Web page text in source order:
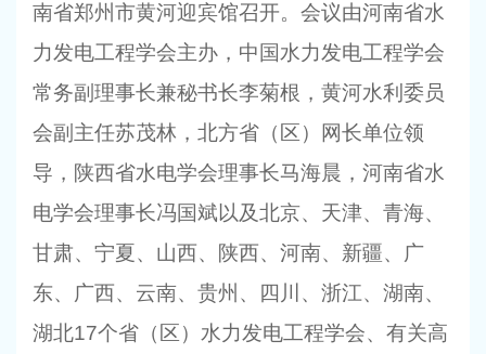
南省郑州市黄河迎宾馆召开。会议由河南省水
力发电工程学会主办，中国水力发电工程学会
常务副理事长兼秘书长李菊根，黄河水利委员
会副主任苏茂林，北方省（区）网长单位领
导，陕西省水电学会理事长马海晨，河南省水
电学会理事长冯国斌以及北京、天津、青海、
甘肃、宁夏、山西、陕西、河南、新疆、广
东、广西、云南、贵州、四川、浙江、湖南、
湖北17个省（区）水力发电工程学会、有关高